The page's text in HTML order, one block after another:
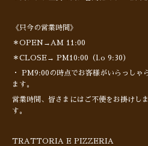
《只今の営業時間》
＊OPEN→AM 11:00
＊CLOSE→ PM10:00（l.o 9:30）
・ PM9:00の時点でお客様がいらっしゃ
ます。
営業時間、皆さまにはご不便をお掛けし
す。
TRATTORIA E PIZZERIA